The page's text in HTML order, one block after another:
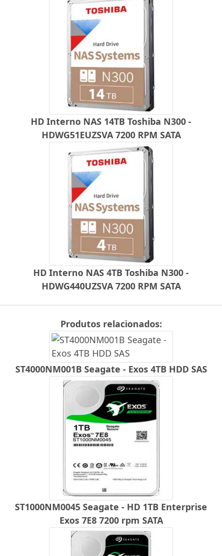
HD Interno NAS 14TB Toshiba N300 -
HDWG51EUZSVA 7200 RPM SATA
HD Interno NAS 4TB Toshiba N300 -
HDWG440UZSVA 7200 RPM SATA
Produtos relacionados:
ST4000NM001B Seagate - Exos 4TB HDD SAS
ST1000NM0045 Seagate - HD 1TB Enterprise
Exos 7E8 7200 rpm SATA